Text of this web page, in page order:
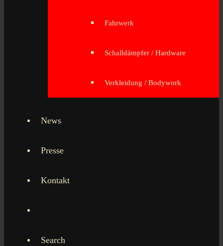
Fahrwerk
Schalldämpfer / Hardware
Verkleidung / Bodywork
News
Presse
Kontakt
Search